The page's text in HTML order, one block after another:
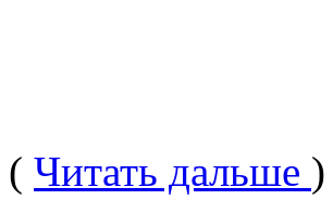
( Читать дальше )